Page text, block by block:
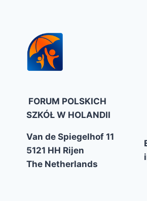
FORUM POLSKICH
SZKÓŁ W HOLANDII
Van de Spiegelhof 11
5121 HH Rijen
The Netherlands